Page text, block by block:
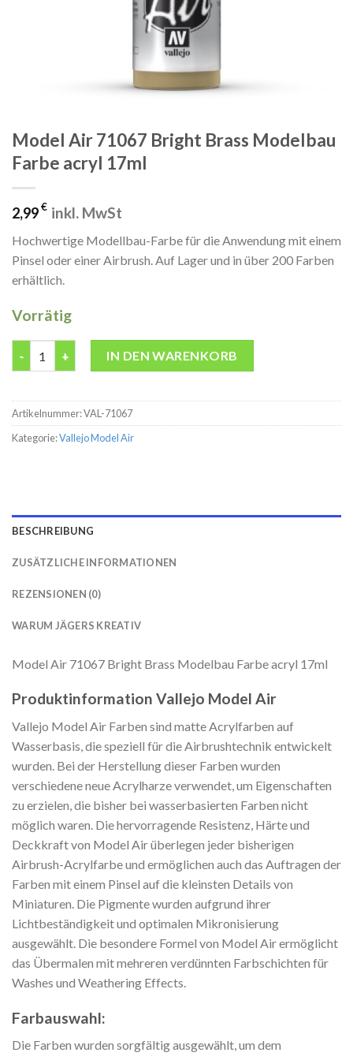
Model Air 71067 Bright Brass Modelbau
Farbe acryl 17ml
2,99€ inkl. MwSt
Hochwertige Modellbau-Farbe für die Anwendung mit einem
Pinsel oder einer Airbrush. Auf Lager und in über 200 Farben
erhältlich.
Vorrätig
IN DEN WARENKORB
Artikelnummer:VAL-71067
Kategorie:Vallejo Model Air
BESCHREIBUNG
ZUSÄTZLICHE INFORMATIONEN
REZENSIONEN (0)
WARUM JÄGERS KREATIV
Model Air 71067 Bright Brass Modelbau Farbe acryl 17ml
Produktinformation Vallejo Model Air
Vallejo Model Air Farben sind matte Acrylfarben auf
Wasserbasis, die speziell für die Airbrushtechnik entwickelt
wurden. Bei der Herstellung dieser Farben wurden
verschiedene neue Acrylharze verwendet, um Eigenschaften
zu erzielen, die bisher bei wasserbasierten Farben nicht
möglich waren. Die hervorragende Resistenz, Härte und
Deckkraft von Model Air überlegen jeder bisherigen
Airbrush-Acrylfarbe und ermöglichen auch das Auftragen der
Farben mit einem Pinsel auf die kleinsten Details von
Miniaturen. Die Pigmente wurden aufgrund ihrer
Lichtbeständigkeit und optimalen Mikronisierung
ausgewählt. Die besondere Formel von Model Air ermöglicht
das Übermalen mit mehreren verdünnten Farbschichten für
Washes und Weathering Effects.
Farbauswahl:
Die Farben wurden sorgfältig ausgewählt, um dem